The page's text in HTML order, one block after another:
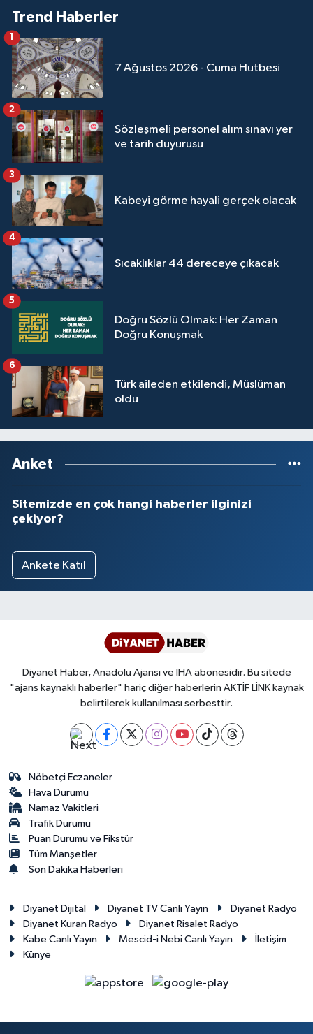
Trend Haberler
7 Ağustos 2026 - Cuma Hutbesi
1
Sözleşmeli personel alım sınavı yer
ve tarih duyurusu
2
Kabeyi görme hayali gerçek olacak
3
Sıcaklıklar 44 dereceye çıkacak
4
Doğru Sözlü Olmak: Her Zaman
Doğru Konuşmak
5
Türk aileden etkilendi, Müslüman
oldu
6
Anket
Sitemizde en çok hangi haberler ilginizi
çekiyor?
Ankete Katıl
Diyanet Haber, Anadolu Ajansı ve İHA abonesidir. Bu sitede
"ajans kaynaklı haberler" hariç diğer haberlerin AKTİF LİNK kaynak
belirtilerek kullanılması serbesttir.
Nöbetçi Eczaneler
Hava Durumu
Namaz Vakitleri
Trafik Durumu
Puan Durumu ve Fikstür
Tüm Manşetler
Son Dakika Haberleri
Diyanet Dijital Diyanet TV Canlı Yayın
Diyanet Radyo
Diyanet Kuran Radyo
Diyanet Risalet Radyo
Kabe Canlı Yayın
Mescid-i Nebi Canlı Yayın
İletişim
Künye